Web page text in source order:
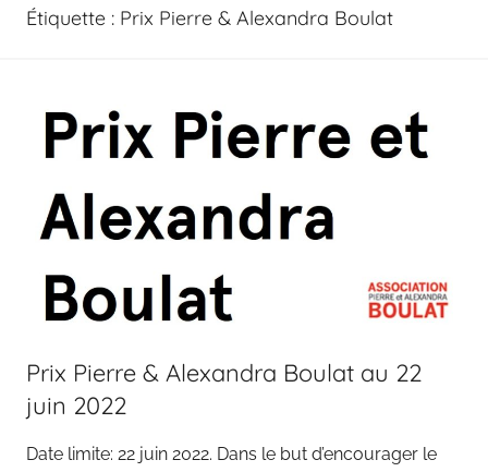
Étiquette : Prix Pierre & Alexandra Boulat
Prix Pierre & Alexandra Boulat au 22
juin 2022
Date limite: 22 juin 2022. Dans le but d’encourager le